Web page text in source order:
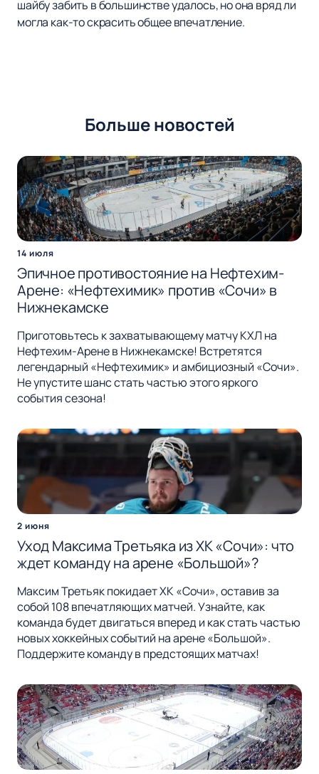
шайбу забить в большинстве удалось, но она вряд ли
могла как-то скрасить общее впечатление.
Больше новостей
14 июля
Эпичное противостояние на Нефтехим-
Арене: «Нефтехимик» против «Сочи» в
Нижнекамске
Приготовьтесь к захватывающему матчу КХЛ на
Нефтехим-Арене в Нижнекамске! Встретятся
легендарный «Нефтехимик» и амбициозный «Сочи».
Не упустите шанс стать частью этого яркого
события сезона!
2 июня
Уход Максима Третьяка из ХК «Сочи»: что
ждет команду на арене «Большой»?
Максим Третьяк покидает ХК «Сочи», оставив за
собой 108 впечатляющих матчей. Узнайте, как
команда будет двигаться вперед и как стать частью
новых хоккейных событий на арене «Большой».
Поддержите команду в предстоящих матчах!